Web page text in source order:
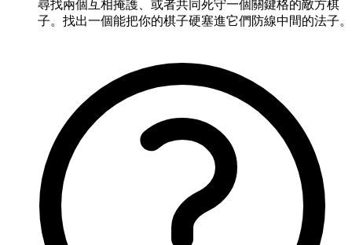
尋找兩個互相掩護、或者共同死守一個關鍵格的敵方棋
子。找出一個能把你的棋子硬塞進它們防線中間的法子。